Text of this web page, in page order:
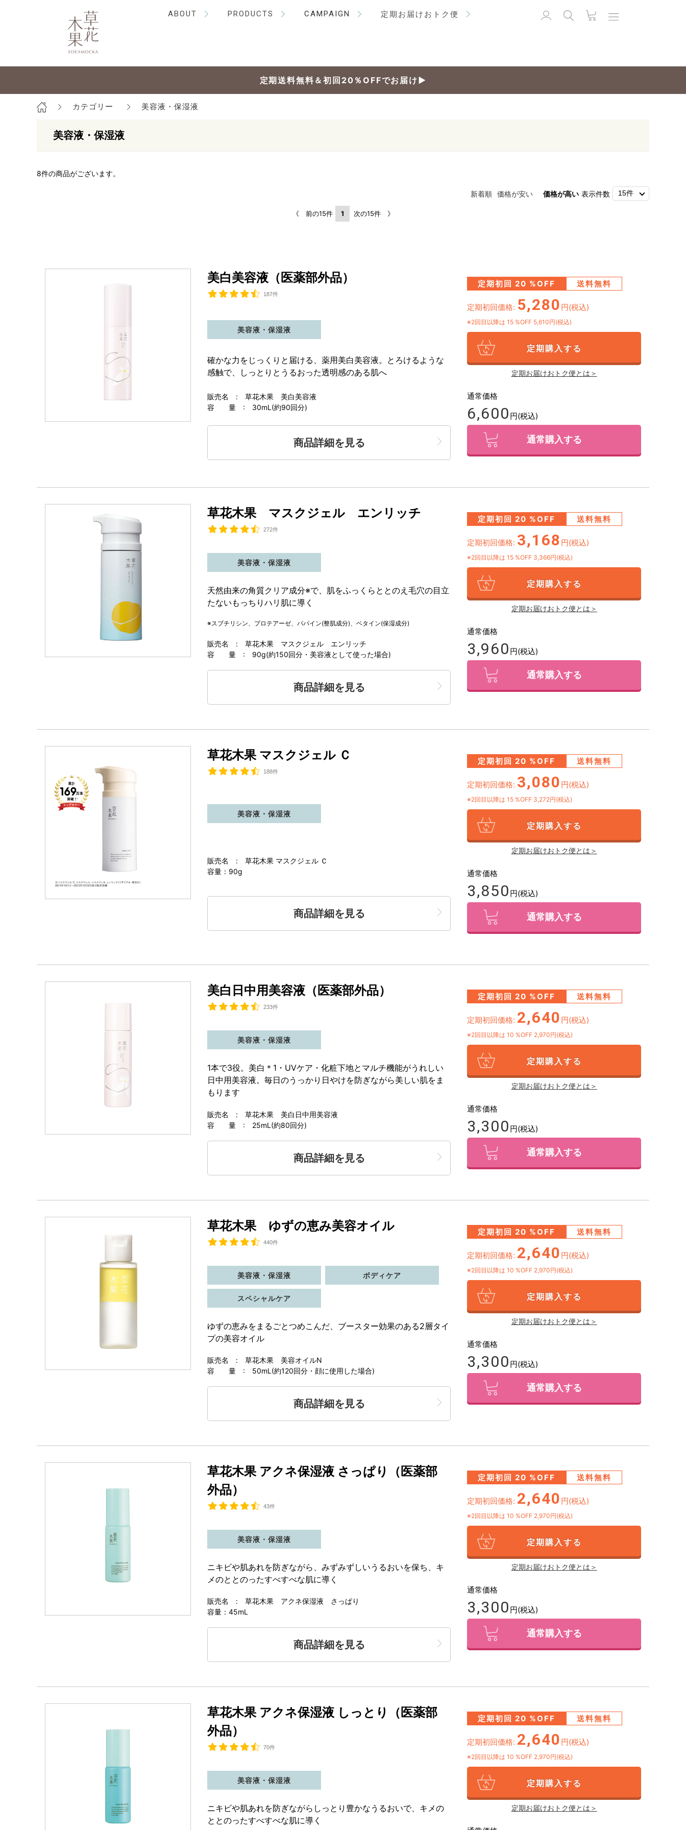
ABOUT PRODUCTS CAMPAIGN 定期お届けおトク便
定期送料無料＆初回20％OFFでお届け▶
カテゴリー 美容液・保湿液
美容液・保湿液
8件の商品がございます。
新着順 価格が安い 価格が高い 表示件数
《 前の15件 1 次の15件 》
美白美容液（医薬部外品）
187件
販売名 : 草花木果 美白美容液
容 量 : 30mL(約90回分)
美容液・保湿液
確かな力をじっくりと届ける、薬用美白美容液。とろけるような
感触で、しっとりとうるおった透明感のある肌へ
商品詳細を見る
定期初回 20 %OFF 送料無料
定期初回価格: 5,280 円(税込)
※2回目以降は 15 %OFF 5,610円(税込)
定期購入する
定期お届けおトク便とは＞
通常価格
6,600 円(税込)
通常購入する
草花木果 マスクジェル エンリッチ
272件
販売名 : 草花木果 マスクジェル エンリッチ
容 量 : 90g(約150回分・美容液として使った場合)
美容液・保湿液
天然由来の角質クリア成分※で、肌をふっくらととのえ毛穴の目立
たないもっちりハリ肌に導く
※スブチリシン、プロテアーゼ、パパイン(整肌成分)、ベタイン(保湿成分)
商品詳細を見る
定期初回 20 %OFF 送料無料
定期初回価格: 3,168 円(税込)
※2回目以降は 15 %OFF 3,366円(税込)
定期購入する
定期お届けおトク便とは＞
通常価格
3,960 円(税込)
通常購入する
草花木果 マスクジェル Ｃ
188件
販売名 : 草花木果 マスクジェル Ｃ
容量：90g
美容液・保湿液
商品詳細を見る
定期初回 20 %OFF 送料無料
定期初回価格: 3,080 円(税込)
※2回目以降は 15 %OFF 3,272円(税込)
定期購入する
定期お届けおトク便とは＞
通常価格
3,850 円(税込)
通常購入する
美白日中用美容液（医薬部外品）
233件
販売名 : 草花木果 美白日中用美容液
容 量 : 25mL(約80回分)
美容液・保湿液
1本で3役。美白 ＊1 ・UVケア・化粧下地とマルチ機能がうれしい
日中用美容液。毎日のうっかり日やけを防ぎながら美しい肌をま
もります
商品詳細を見る
定期初回 20 %OFF 送料無料
定期初回価格: 2,640 円(税込)
※2回目以降は 10 %OFF 2,970円(税込)
定期購入する
定期お届けおトク便とは＞
通常価格
3,300 円(税込)
通常購入する
草花木果 ゆずの恵み美容オイル
440件
販売名 : 草花木果 美容オイルN
容 量 : 50mL(約120回分・顔に使用した場合)
美容液・保湿液 ボディケア
スペシャルケア
ゆずの恵みをまるごとつめこんだ、ブースター効果のある2層タイ
プの美容オイル
商品詳細を見る
定期初回 20 %OFF 送料無料
定期初回価格: 2,640 円(税込)
※2回目以降は 10 %OFF 2,970円(税込)
定期購入する
定期お届けおトク便とは＞
通常価格
3,300 円(税込)
通常購入する
草花木果 アクネ保湿液 さっぱり（医薬部
外品）
43件
販売名 : 草花木果 アクネ保湿液 さっぱり
容量：45mL
美容液・保湿液
ニキビや肌あれを防ぎながら、みずみずしいうるおいを保ち、キ
メのととのったすべすべな肌に導く
商品詳細を見る
定期初回 20 %OFF 送料無料
定期初回価格: 2,640 円(税込)
※2回目以降は 10 %OFF 2,970円(税込)
定期購入する
定期お届けおトク便とは＞
通常価格
3,300 円(税込)
通常購入する
草花木果 アクネ保湿液 しっとり（医薬部
外品）
70件
美容液・保湿液
ニキビや肌あれを防ぎながらしっとり豊かなうるおいで、キメの
ととのったすべすべな肌に導く
定期初回 20 %OFF 送料無料
定期初回価格: 2,640 円(税込)
※2回目以降は 10 %OFF 2,970円(税込)
定期購入する
定期お届けおトク便とは＞